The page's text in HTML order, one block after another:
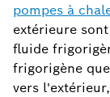
pompes à
extérieure
fluide
frigorigène
vers